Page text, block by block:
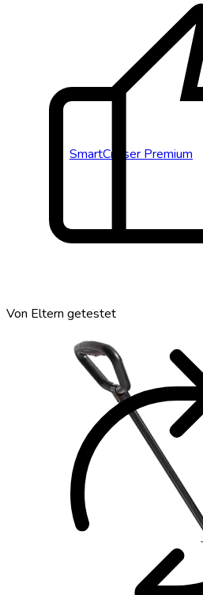
SmartCruiser Premium
Von Eltern getestet